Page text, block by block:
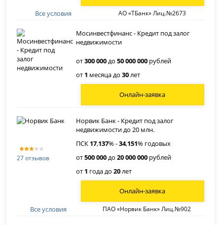
Все условия АО «ТБанк» Лиц.№2673
Мосинвестфинанс - Кредит под залог
недвижимости
от300 000до50 000 000 рублей
от 1 месяца до30лет
Онлайн-заявка
27 отзывов
Норвик Банк - Кредит под залог
недвижимости до 20 млн.
ПСК 17,137% -34,151% годовых
от500 000до20 000 000 рублей
от 1 года до20лет
Все условия ПАО «Норвик Банк» Лиц.№902
Онлайн-заявка